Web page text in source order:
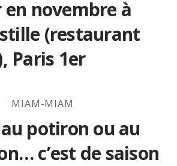
en novembre à
(restaurant
Paris 1er
MIAM-MIAM
potiron ou au
c’est de saison